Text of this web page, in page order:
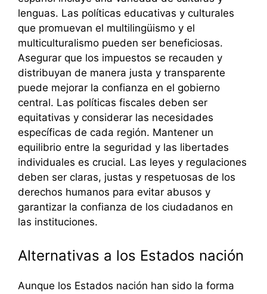
lenguas. Las políticas educativas y culturales
que promuevan el multilingüismo y el
multiculturalismo pueden ser beneficiosas.
Asegurar que los impuestos se recauden y
distribuyan de manera justa y transparente
puede mejorar la confianza en el gobierno
central. Las políticas fiscales deben ser
equitativas y considerar las necesidades
específicas de cada región. Mantener un
equilibrio entre la seguridad y las libertades
individuales es crucial. Las leyes y regulaciones
deben ser claras, justas y respetuosas de los
derechos humanos para evitar abusos y
garantizar la confianza de los ciudadanos en
las instituciones.
Alternativas a los Estados nación
Aunque los Estados nación han sido la forma